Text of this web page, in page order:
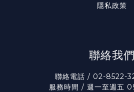
隱私政策
聯絡我們
聯絡電話 / 02-8522-
服務時間 / 週一至週五